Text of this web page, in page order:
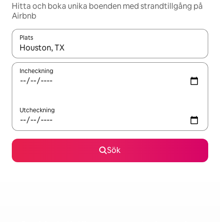
Hitta och boka unika boenden med strandtillgång på
Airbnb
Plats
När resultaten är tillgängliga kan du navigera med upp- och
Incheckning
Utcheckning
Sök